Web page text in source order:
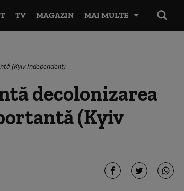
TV MAGAZIN MAI MULTE
(Kyiv Independent)
decolonizarea
(Kyiv